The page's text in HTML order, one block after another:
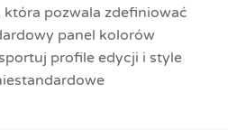
pozwala zdefiniować
panel kolorów
profile edycji i style